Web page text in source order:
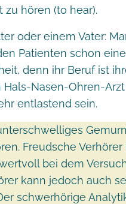
hören (to hear).
oder einem Vater:
Patienten schon
denn ihr Beruf ist
Nasen-Ohren-
entlastend sein.
Freudsche
bei dem
kann jedoch auch
schwerhörige